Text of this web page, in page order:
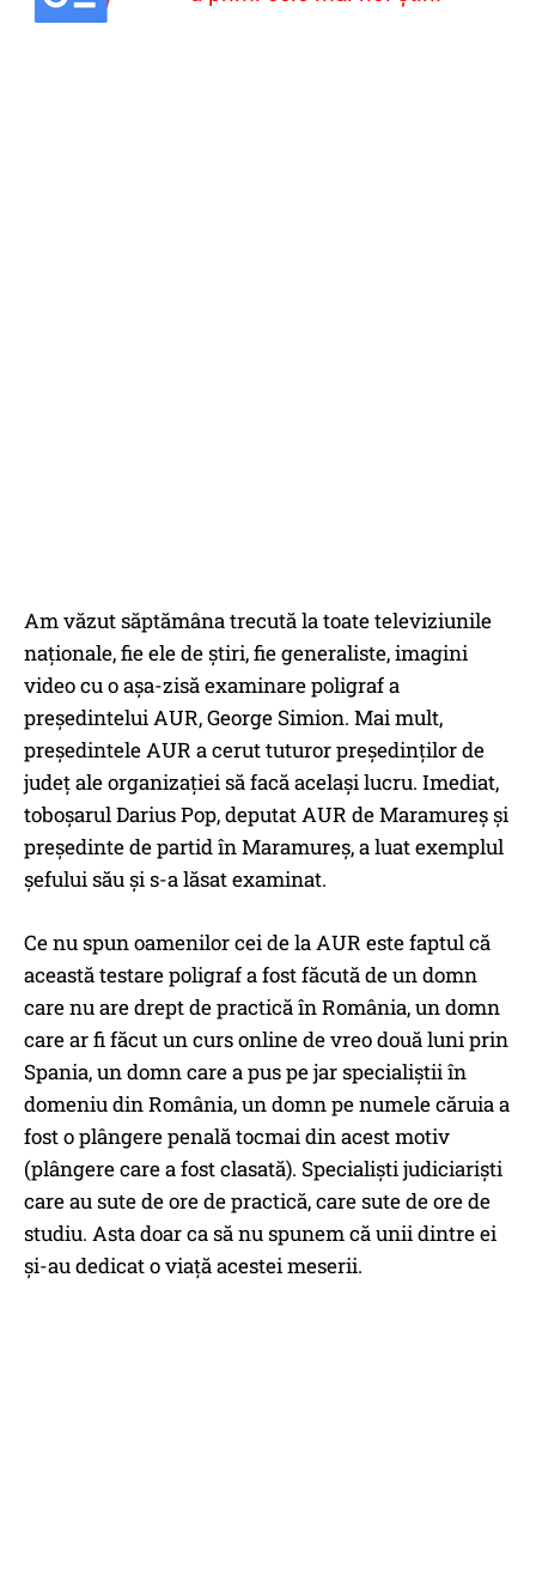
Am văzut săptămâna trecută la toate televiziunile
naționale, fie ele de știri, fie generaliste, imagini
video cu o așa-zisă examinare poligraf a
președintelui AUR, George Simion. Mai mult,
președintele AUR a cerut tuturor președinților de
județ ale organizației să facă același lucru. Imediat,
toboșarul Darius Pop, deputat AUR de Maramureș și
președinte de partid în Maramureș, a luat exemplul
șefului său și s-a lăsat examinat.
Ce nu spun oamenilor cei de la AUR este faptul că
această testare poligraf a fost făcută de un domn
care nu are drept de practică în România, un domn
care ar fi făcut un curs online de vreo două luni prin
Spania, un domn care a pus pe jar specialiștii în
domeniu din România, un domn pe numele căruia a
fost o plângere penală tocmai din acest motiv
(plângere care a fost clasată). Specialiști judiciariști
care au sute de ore de practică, care sute de ore de
studiu. Asta doar ca să nu spunem că unii dintre ei
și-au dedicat o viață acestei meserii.